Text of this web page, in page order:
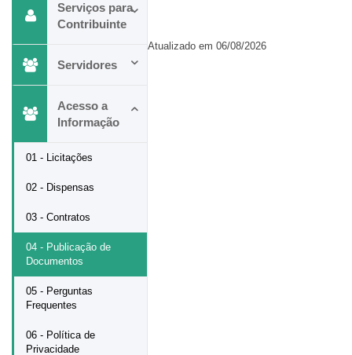
Serviços para
Contribuinte
Servidores
Acesso a
Informação
01 - Licitações
02 - Dispensas
03 - Contratos
04 - Publicação de
Documentos
05 - Perguntas
Frequentes
06 - Política de
Privacidade
Atualizado em 06/08/2026